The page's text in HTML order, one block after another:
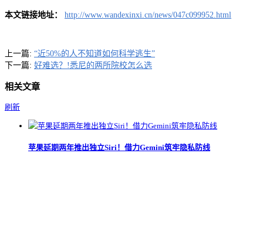
本文链接地址： http://www.wandexinxi.cn/news/047c099952.html
上一篇: “近50%的人不知道如何科学逃生”
下一篇: 好难选？!悉尼的两所院校怎么选
相关文章
刷新
苹果延期两年推出独立Siri！借力Gemini筑牢隐私防线